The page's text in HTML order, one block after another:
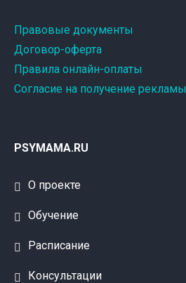
Правовые документы
Договор-оферта
Правила онлайн-оплаты
Согласие на получение рекламы
PSYMAMA.RU
О проекте
Обучение
Расписание
Консультации